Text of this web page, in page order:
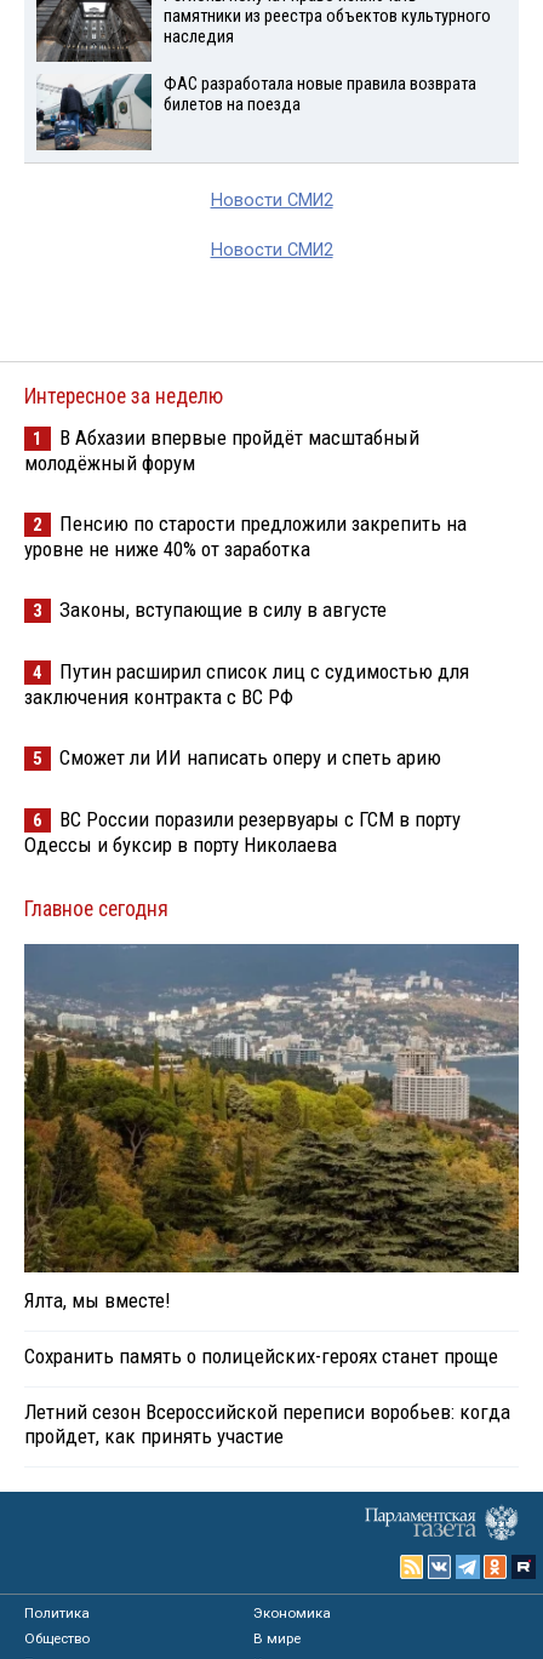
памятники из реестра объектов культурного
наследия
ФАС разработала новые правила возврата
билетов на поезда
Новости СМИ2
Новости СМИ2
Интересное за неделю
1
В Абхазии впервые пройдёт масштабный
молодёжный форум
2
Пенсию по старости предложили закрепить на
уровне не ниже 40% от заработка
3 Законы, вступающие в силу в августе
4
Путин расширил список лиц с судимостью для
заключения контракта с ВС РФ
5 Сможет ли ИИ написать оперу и спеть арию
6
ВС России поразили резервуары с ГСМ в порту
Одессы и буксир в порту Николаева
Главное сегодня
Ялта, мы вместе!
Сохранить память о полицейских-героях станет проще
Летний сезон Всероссийской переписи воробьев: когда
пройдет, как принять участие
Политика
Экономика
Общество
В мире